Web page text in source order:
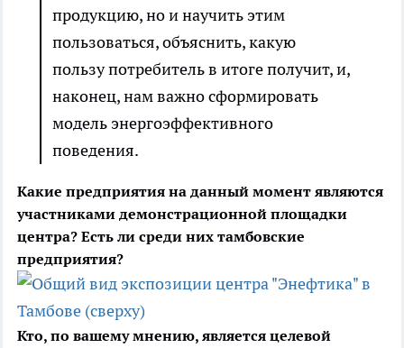
продукцию, но и научить этим
пользоваться, объяснить, какую
пользу потребитель в итоге получит, и,
наконец, нам важно сформировать
модель энергоэффективного
поведения.
Какие предприятия на данный момент являются
участниками демонстрационной площадки
центра? Есть ли среди них тамбовские
предприятия?
Кто, по вашему мнению, является целевой